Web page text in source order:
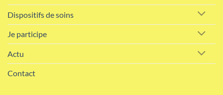
Dispositifs de soins
Je participe
Actu
Contact